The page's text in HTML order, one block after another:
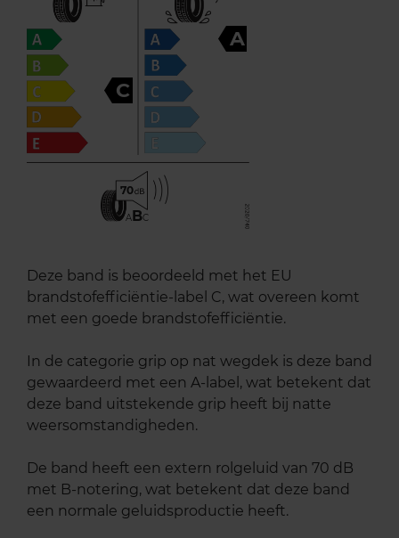
C
A
70
ABC
Deze band is beoordeeld met het EU
brandstofefficiëntie-label C, wat overeen komt
met een goede brandstofefficiëntie.
In de categorie grip op nat wegdek is deze band
gewaardeerd met een A-label, wat betekent dat
deze band uitstekende grip heeft bij natte
weersomstandigheden.
De band heeft een extern rolgeluid van 70 dB
met B-notering, wat betekent dat deze band
een normale geluidsproductie heeft.